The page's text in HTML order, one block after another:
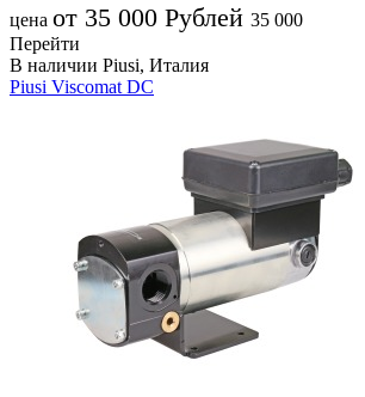
цена от 35 000 Рублей 35 000
Перейти
В наличии Piusi, Италия
Piusi Viscomat DC